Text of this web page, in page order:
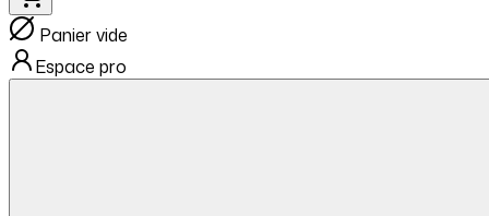
Panier vide
Espace pro